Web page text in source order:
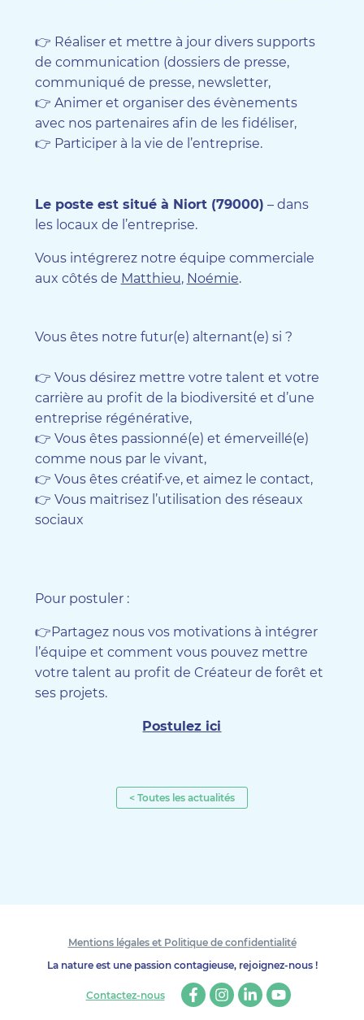
👉 Réaliser et mettre à jour divers supports
de communication (dossiers de presse,
communiqué de presse, newsletter,
👉 Animer et organiser des évènements
avec nos partenaires afin de les fidéliser,
👉 Participer à la vie de l’entreprise.
Le poste est situé à Niort (79000) – dans
les locaux de l’entreprise.
Vous intégrerez notre équipe commerciale
aux côtés de Matthieu, Noémie.
Vous êtes notre futur(e) alternant(e) si ?
👉 Vous désirez mettre votre talent et votre
carrière au profit de la biodiversité et d’une
entreprise régénérative,
👉 Vous êtes passionné(e) et émerveillé(e)
comme nous par le vivant,
👉 Vous êtes créatif·ve, et aimez le contact,
👉 Vous maitrisez l’utilisation des réseaux
sociaux
Pour postuler :
👉Partagez nous vos motivations à intégrer
l’équipe et comment vous pouvez mettre
votre talent au profit de Créateur de forêt et
ses projets.
Postulez ici
< Toutes les actualités
Mentions légales et Politique de confidentialité
La nature est une passion contagieuse, rejoignez-nous !
Contactez-nous FacebookInstagram
LinkedinYoutube